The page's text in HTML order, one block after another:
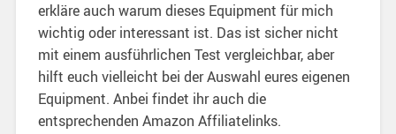
erkläre auch warum dieses Equipment für mich
wichtig oder interessant ist. Das ist sicher nicht
mit einem ausführlichen Test vergleichbar, aber
hilft euch vielleicht bei der Auswahl eures eigenen
Equipment. Anbei findet ihr auch die
entsprechenden Amazon Affiliatelinks.